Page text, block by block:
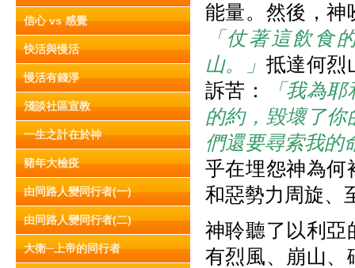
信心 vs 感覺
快活與慢活
慢活有錢淨
淺談社區宣教
一生之計在於神
豬年大檢疫
由同路人變同行者(一)
由同路人變同行者(二)
大衛─上帝的同行者
能量。然後，神
「仗著這飲食
山。」 抵達何烈
訴苦：
「我為
的約，毀壞了
們還要尋索我的
乎在埋怨神為何
和惡勢力周旋、
神聆聽了以利亞
有烈風、崩山、